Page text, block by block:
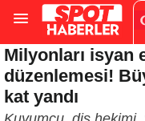
Milyonları isyan
düzenlemesi!
kat yandı